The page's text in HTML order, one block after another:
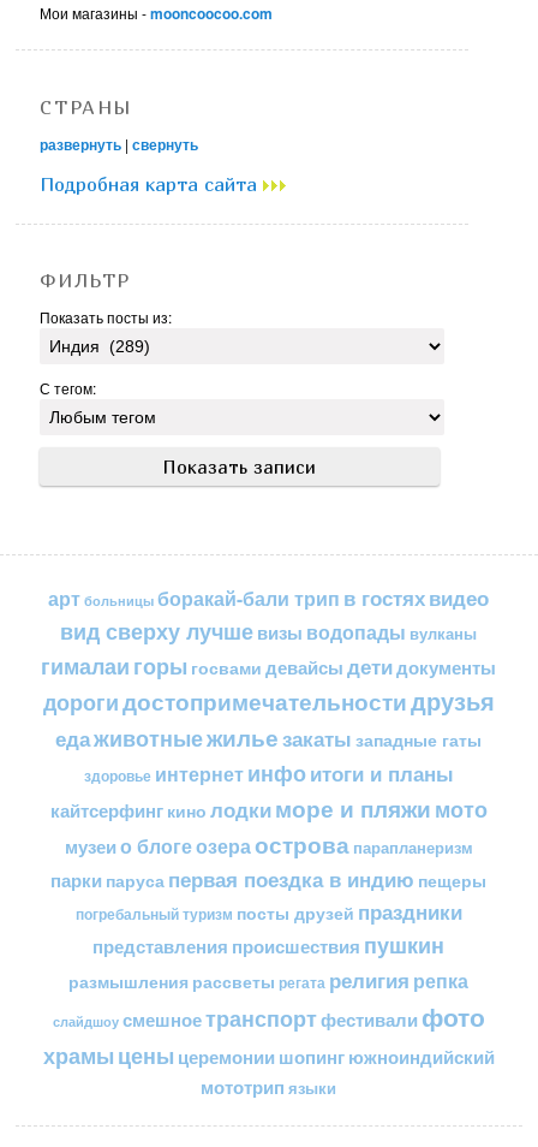
Мои магазины -mooncoocoo.com
СТРАНЫ
развернуть |свернуть
Подробная карта сайта
ФИЛЬТР
Показать посты из:
С тегом:
арт больницы боракай-бали трип в гостяхвидео
вид сверху лучшевизы водопады вулканы
гималаи горы госвами девайсы детидокументы
дорогидостопримечательностидрузья
едаживотныежильезакаты западные гаты
здоровье интернетинфоитоги и планы
кайтсерфинг кино лодкиморе и пляжимото
музеи о блогеозераострова парапланеризм
парки паруса первая поездка в индию пещеры
погребальный туризм посты друзей праздники
представления происшествия пушкин
размышления рассветы регата религия репка
слайдшоу смешноетранспортфестивали фото
храмы цены церемонии шопингюжноиндийский
мототрип языки